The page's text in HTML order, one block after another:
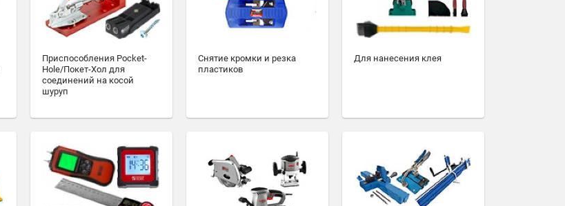
Приспособления Pocket-
Hole/Покет-Хол для
соединений на косой
шуруп
Снятие кромки и резка
пластиков
Для нанесения клея